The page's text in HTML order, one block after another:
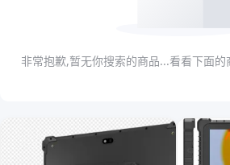
非常抱歉,暂无你搜索的商品...看看下面